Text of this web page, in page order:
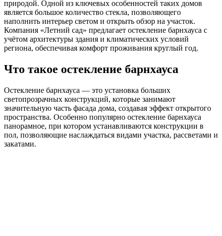
природой. Одной из ключевых особенностей таких домов
является большое количество стекла, позволяющего
наполнить интерьер светом и открыть обзор на участок.
Компания «Летний сад» предлагает остекление барнхауса с
учётом архитектуры здания и климатических условий
региона, обеспечивая комфорт проживания круглый год.
Что такое остекление барнхауса
Остекление барнхауса — это установка больших
светопрозрачных конструкций, которые занимают
значительную часть фасада дома, создавая эффект открытого
пространства. Особенно популярно остекление барнхауса
панорамное, при котором устанавливаются конструкции в
пол, позволяющие наслаждаться видами участка, рассветами и
закатами.